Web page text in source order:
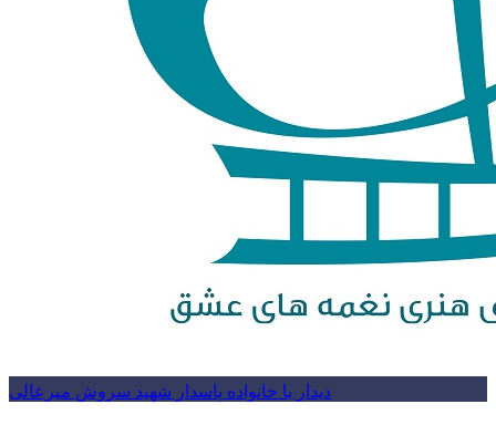
دیدار با خانواده پاسدار شهید سروش میرعالی